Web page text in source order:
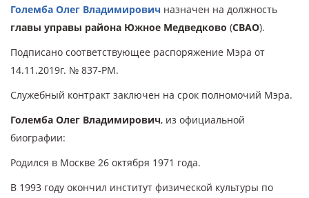
Големба Олег Владимирович назначен на должность
главы управы района Южное Медведково (СВАО).
Подписано соответствующее распоряжение Мэра от
14.11.2019г. № 837-РМ.
Служебный контракт заключен на срок полномочий Мэра.
Големба Олег Владимирович, из официальной
биографии:
Родился в Москве 26 октября 1971 года.
В 1993 году окончил институт физической культуры по